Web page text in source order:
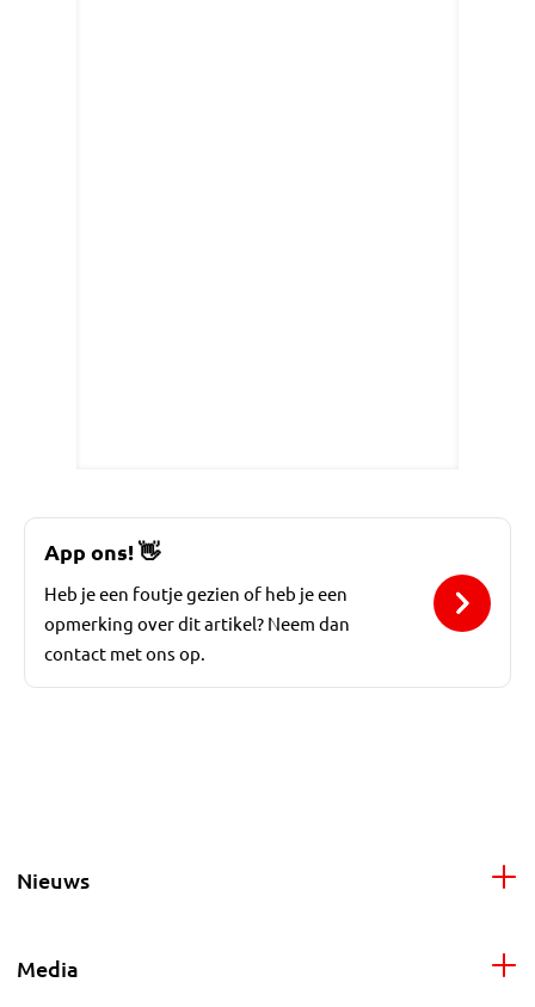
App ons!👋
Heb je een foutje gezien of heb je een
opmerking over dit artikel? Neem dan
contact met ons op.
Nieuws
Media